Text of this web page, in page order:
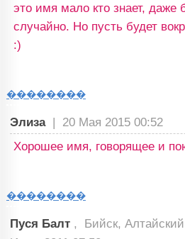
это имя мало кто знает, даже
случайно. Но пусть будет
:)
��������
Элиза | 20 Мая 2015 00:52
Хорошее имя, говорящее и
��������
Пуся Балт , Бийск,